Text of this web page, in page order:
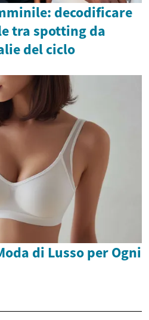
decodificare
tra spotting da
del ciclo
di Lusso per Ogni